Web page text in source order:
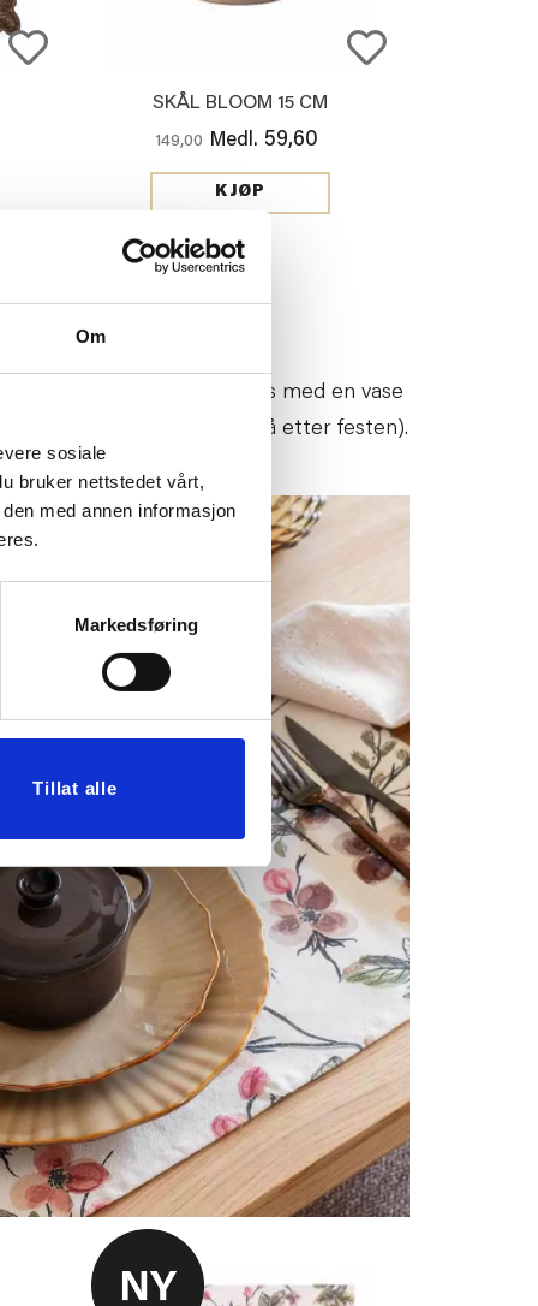
Om
sosiale
bruker nettstedet vårt,
med annen informasjon
Markedsføring
Tillat alle
SKÅL BLOOM 15 CM
149,00 Medl. 59,60
KJØP
over bordet toppes med en vase
alltid ser fresh ut (også etter festen).